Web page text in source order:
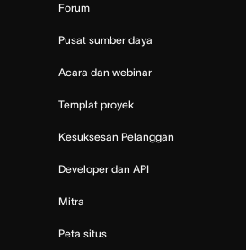
Forum
Pusat sumber daya
Acara dan webinar
Templat proyek
Kesuksesan Pelanggan
Developer dan API
Mitra
Peta situs